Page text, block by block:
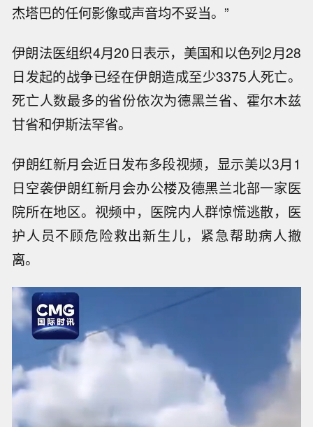
杰塔巴的任何影像或声音均不妥当。”
伊朗法医组织4月20日表示，美国和以色列2月28
日发起的战争已经在伊朗造成至少3375人死亡。
死亡人数最多的省份依次为德黑兰省、霍尔木兹
甘省和伊斯法罕省。
伊朗红新月会近日发布多段视频，显示美以3月1
日空袭伊朗红新月会办公楼及德黑兰北部一家医
院所在地区。视频中，医院内人群惊慌逃散，医
护人员不顾危险救出新生儿，紧急帮助病人撤
离。